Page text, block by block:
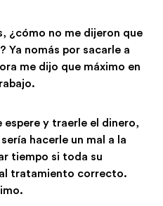
¿cómo no me dijeron que
Ya nomás por sacarle a
me dijo que máximo en
espere y traerle el dinero,
hacerle un mal a la
tiempo si toda su
tratamiento correcto.